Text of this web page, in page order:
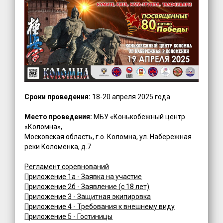
Сроки проведения: 18-20 апреля 2025 года
Место проведения: МБУ «Конькобежный центр
«Коломна»,
Московская область, г.о. Коломна, ул. Набережная
реки Коломенка, д.7
Регламент соревнований
Приложение 1а - Заявка на участие
Приложение 2б - Заявление (с 18 лет)
Приложение 3 - Защитная экипировка
Приложение 4 - Требования к внешнему виду
Приложение 5 - Гостиницы